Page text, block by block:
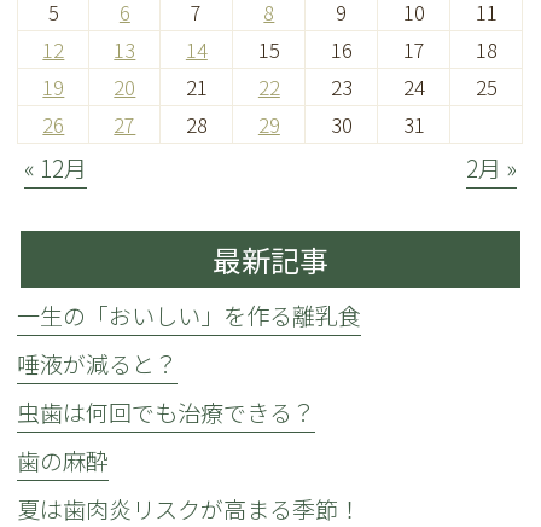
5 6 7 8 9 10
11
12
13 14 15 16 17
18
19
20 21 22 23 24
25
26
27 28 29 30 31
« 12月 2月 »
最新記事
一生の「おいしい」を作る離乳食
唾液が減ると？
虫歯は何回でも治療できる？
歯の麻酔
夏は歯肉炎リスクが高まる季節！